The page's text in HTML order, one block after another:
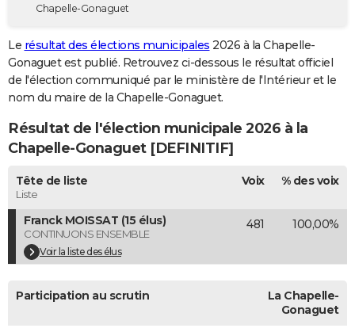
Destinations
City break
Voyage nature
Voyage de noces
Forum
GUIDES D'ACHAT
BONS PLANS
Carte de Noël
Carte Bonne année
Carte Saint-Valentin
Carte Pâques
Carte d'anniversaire
DICTIONNAIRE
Dictionnaire
Biographies
Citations
Expressions
Proverbes
PROGRAMME TV
COPAINS D'AVANT
S'inscrire
Se connecter
Lycées
Collèges
Primaires
Universités
Entreprises
Service militaire
Avis de recherche
AVIS DE DÉCÈS
Bricolage
Television
Chapelle-Gonaguet
Le résultat des élections municipales 2026 à la Chapelle-
Gonaguet est publié. Retrouvez ci-dessous le résultat officiel
de l'élection communiqué par le ministère de l'Intérieur et le
nom du maire de la Chapelle-Gonaguet.
Résultat de l'élection municipale 2026 à la
Chapelle-Gonaguet [DEFINITIF]
Tête de liste
Liste
Voix % des voix
Franck MOISSAT (15 élus)
CONTINUONS ENSEMBLE
Voir la liste des élus
481 100,00%
Participation au scrutin
La Chapelle-
Gonaguet